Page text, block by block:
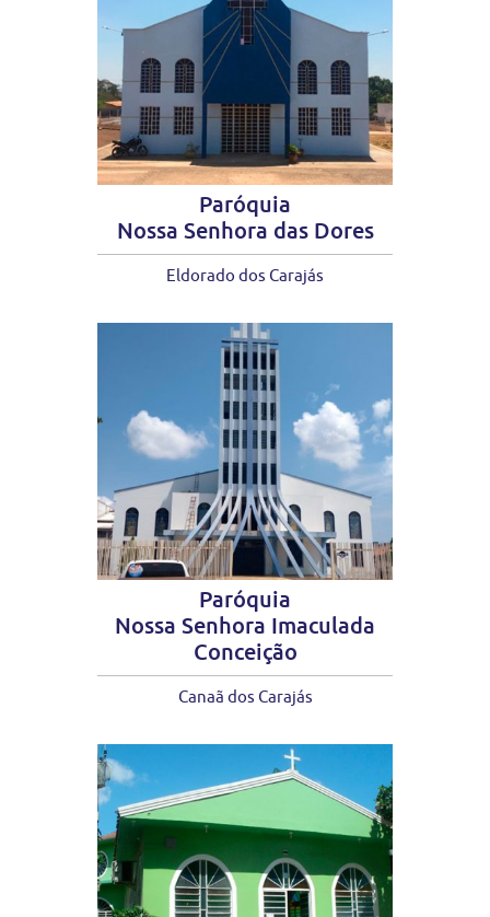
Paróquia
Nossa Senhora das Dores
Eldorado dos Carajás
Paróquia
Nossa Senhora Imaculada
Conceição
Canaã dos Carajás